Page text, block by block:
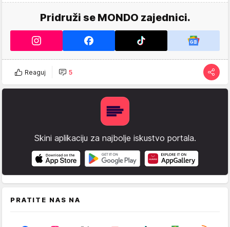
Pridruži se MONDO zajednici.
Reaguj 5
Skini aplikaciju za najbolje iskustvo portala.
PRATITE NAS NA